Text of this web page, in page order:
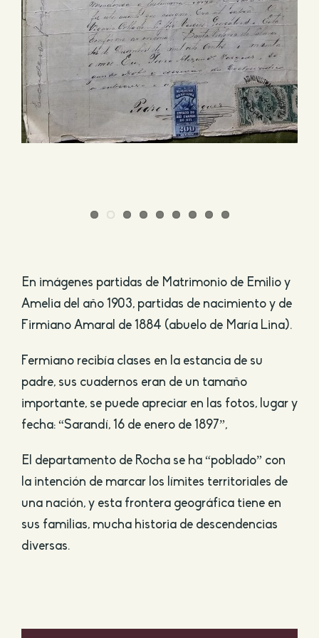
En imágenes partidas de Matrimonio de Emilio y
Amelia del año 1903, partidas de nacimiento y de
Firmiano Amaral de 1884 (abuelo de María Lina).
Fermiano recibía clases en la estancia de su
padre, sus cuadernos eran de un tamaño
importante, se puede apreciar en las fotos, lugar y
fecha: “Sarandí, 16 de enero de 1897”,
El departamento de Rocha se ha “poblado” con
la intención de marcar los límites territoriales de
una nación, y esta frontera geográfica tiene en
sus familias, mucha historia de descendencias
diversas.